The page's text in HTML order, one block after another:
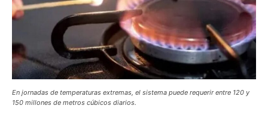
En jornadas de temperaturas extremas, el sistema puede requerir entre 120 y
150 millones de metros cúbicos diarios.